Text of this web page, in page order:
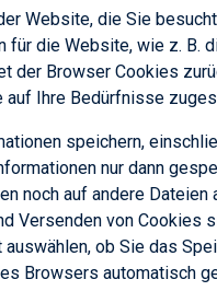
Website, die Sie
für die Website, wie z. B.
der Browser Cookies
Ihre Bedürfnisse
speichern,
nur dann
noch auf andere
Versenden von Cookies
ob Sie das
Browsers automatisch